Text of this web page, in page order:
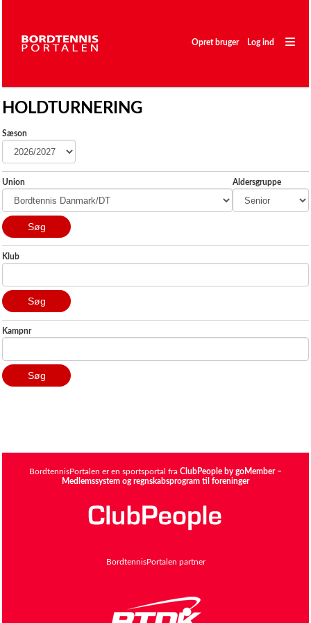
―
―
―
Opret bruger Log ind
Sæsonplan
Ratingliste
Holdturnering
Stævne
Spillere
Klubber
HOLDTURNERING
Sæson
Union Aldersgruppe
Klub
Kampnr
BordtennisPortalen er en sportsportal fra ClubPeople by goMember –
Medlemssystem og regnskabsprogram til foreninger
BordtennisPortalen partner